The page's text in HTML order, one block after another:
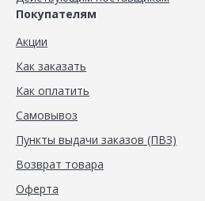
Покупателям
Акции
Как заказать
Как оплатить
Самовывоз
Пункты выдачи заказов (ПВЗ)
Возврат товара
Оферта